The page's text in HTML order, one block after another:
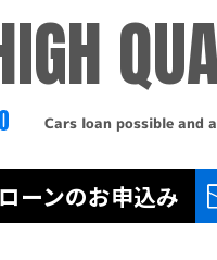
Cars loan possible and
ーンのお申込み